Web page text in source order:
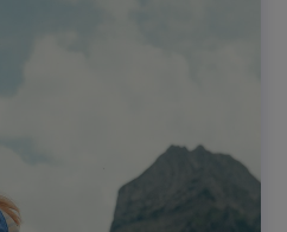
ogni abbonamento
ogni abbonamento Internet
alla protezione del clima.
le emissioni di CO
e investiamo in progetti di
del clima in tutto il mondo.